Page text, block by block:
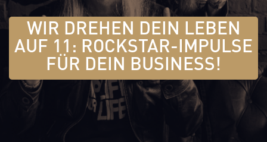
WIR DREHEN DEIN LEBEN
AUF 11: ROCKSTAR-IMPULSE
FÜR DEIN BUSINESS!